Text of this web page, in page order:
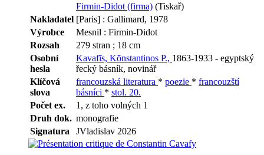
Firmin-Didot (firma) (Tiskař)
Nakladatel [Paris] : Gallimard, 1978
Výrobce
Mesnil : Firmin-Didot
Rozsah
279 stran ; 18 cm
Osobní
hesla
Kavafīs, Kōnstantinos P., 1863-1933 - egyptský
řecký básník, novinář
Klíčová
slova
francouzská literatura * poezie * francouzští
básníci * stol. 20.
Počet ex.
1, z toho volných 1
Druh dok. monografie
Signatura
JVladislav 2026